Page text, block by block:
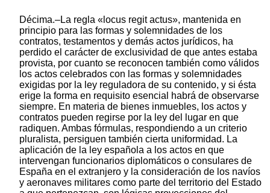
Décima.–La regla «locus regit actus», mantenida en
principio para las formas y solemnidades de los
contratos, testamentos y demás actos jurídicos, ha
perdido el carácter de exclusividad de que antes estaba
provista, por cuanto se reconocen también como válidos
los actos celebrados con las formas y solemnidades
exigidas por la ley reguladora de su contenido, y si ésta
erige la forma en requisito esencial habrá de observarse
siempre. En materia de bienes inmuebles, los actos y
contratos pueden regirse por la ley del lugar en que
radiquen. Ambas fórmulas, respondiendo a un criterio
pluralista, persiguen también cierta uniformidad. La
aplicación de la ley española a los actos en que
intervengan funcionarios diplomáticos o consulares de
España en el extranjero y la consideración de los navíos
y aeronaves militares como parte del territorio del Estado